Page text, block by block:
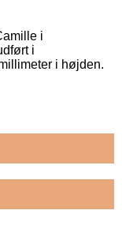
i
i
i højden.